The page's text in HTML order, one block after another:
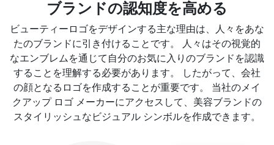
ブランドの認知度を高める
ビューティーロゴをデザインする主な理由は、人々をあな
たのブランドに引き付けることです。 人々はその視覚的
なエンブレムを通じて自分のお気に入りのブランドを認識
することを理解する必要があります。 したがって、会社
の顔となるロゴを作成することが重要です。 当社のメイ
クアップ ロゴ メーカーにアクセスして、美容ブランドの
スタイリッシュなビジュアル シンボルを作成できます。